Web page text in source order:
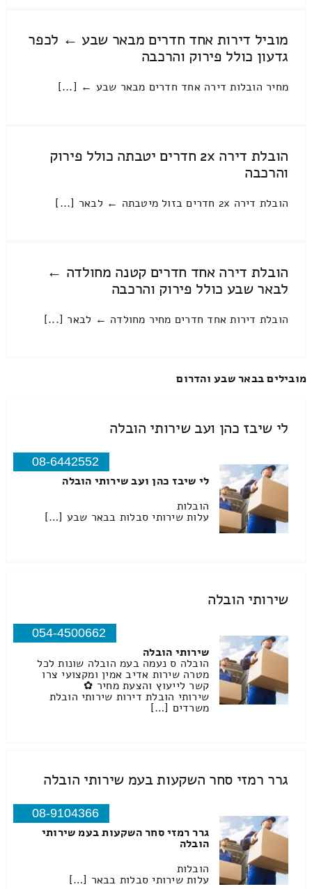
מוביל דירות אחד חדרים מבאר שבע ← לכפר
גדעון כולל פירוק והרכבה
מחיר הובלות דירה אחד חדרים מבאר שבע ← [...]
הובלת דירה 2x חדרים יטבתה כולל פירוק
והרכבה
הובלת דירה 2x חדרים בזול מיטבתה ← לבאר [...]
הובלת דירה אחד חדרים קטנה מחולדה ←
לבאר שבע כולל פירוק והרכבה
הובלת דירות אחד חדרים מחיר מחולדה ← לבאר [...]
מובילים בבאר שבע והדרום
לי שיבז כהן ועב שירותי הובלה
08-6442552
לי שיבז כהן ועב שירותי הובלה
הובלות
עלות שירותי סבלות בבאר שבע […]
שירותי הובלה
054-4500662
שירותי הובלה
הובלה ס נעמה בעמ הובלה שונות לכל
מטרה שירות אדיב אמין ומקצועי צרו
קשר לייעוץ והצעת מחיר ✿
שירותי הובלת דירות שירותי הובלת
משרדים […]
גרר רמזי סחר השקעות בעמ שירותי הובלה
08-9104366
גרר רמזי סחר השקעות בעמ שירותי
הובלה
הובלות
עלות שירותי סבלות בבאר […]